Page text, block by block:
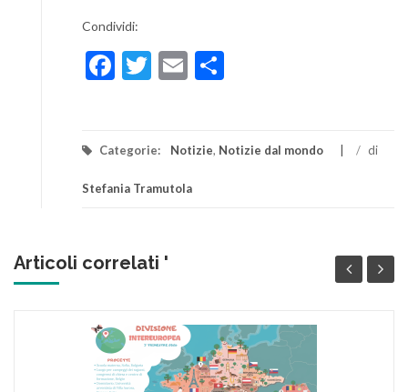
Condividi:
Facebook
Twitter
Email
Categorie: Notizie, Notizie dal mondo / di
Stefania Tramutola
Articoli correlati '